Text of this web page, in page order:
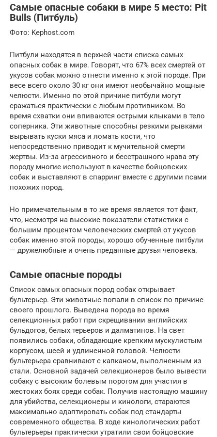
Самые опасные собаки в мире 5 место: Pit
Bulls (Питбуль)
Фото: Kephost.com
Питбули находятся в верхней части списка самых
опасных собак в мире. Говорят, что 67% всех смертей от
укусов собак можно отнести именно к этой породе. При
весе всего около 30 кг они имеют необычайно мощные
челюсти. Именно по этой причине питбули могут
сражаться практически с любым противником. Во
время схватки они впиваются острыми клыками в тело
соперника. Эти животные способны резкими рывками
вырывать куски мяса и ломать кости, что
непосредственно приводит к мучительной смерти
жертвы. Из-за агрессивного и бесстрашного нрава эту
породу многие используют в качестве бойцовских
собак и выставляют в спарринг вместе с другими псами
похожих пород.
Но примечательным в то же время является тот факт,
что, несмотря на высокие показатели статистики с
большим процентом человеческих смертей от укусов
собак именно этой породы, хорошо обученные питбули
— дружелюбные и очень преданные друзья человека.
Самые опасные породы
Список самых опасных пород собак открывает
бультерьер. Эти животные попали в список по причине
своего прошлого. Выведена порода во время
селекционных работ при скрещивании английских
бульдогов, белых терьеров и далматинов. На свет
появились собаки, обладающие крепким мускулистым
корпусом, шеей и удлиненной головой. Челюсти
бультерьера сравнивают с капканом, выполненным из
стали. Основной задачей селекционеров было вывести
собаку с высоким болевым порогом для участия в
жестоких боях среди собак. Получив настоящую машину
для убийства, селекционеры и кинологи, стараются
максимально адаптировать собак под стандарты
современного общества. В ходе кинологических работ
бультерьеры практически утратили свои бойцовские